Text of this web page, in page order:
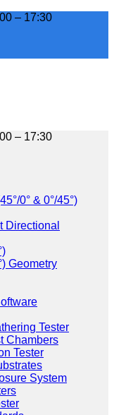
– 17:30
– 17:30
0° & 0°/45°)
Directional
Geometry
Tester
Chambers
Tester
System